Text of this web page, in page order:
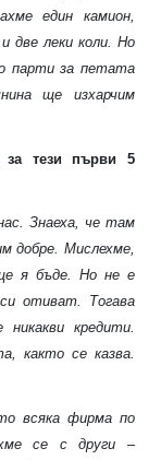
един камион,
две леки коли. Но
парти за петата
ще изхарчим
за тези първи 5
Знаеха, че там
добре. Мислехме,
я бъде. Но не е
отиват. Тогава
кредити.
както се казва.
всяка фирма по
се с други –